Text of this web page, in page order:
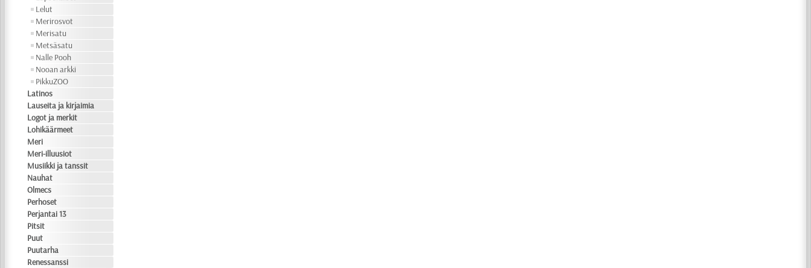
Lelut
Merirosvot
Merisatu
Metsäsatu
Nalle Pooh
Nooan arkki
PikkuZOO
Latinos
Lauseita ja kirjaimia
Logot ja merkit
Lohikäärmeet
Meri
Meri-illuusiot
Musiikki ja tanssit
Nauhat
Olmecs
Perhoset
Perjantai 13
Pitsit
Puut
Puutarha
Renessanssi